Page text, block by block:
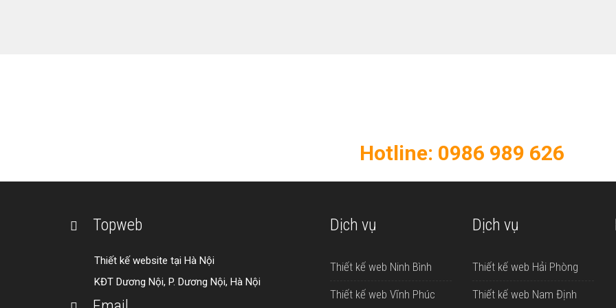
Hotline: 0986 989 626
Topweb
Thiết kế website tại Hà Nội
KĐT Dương Nội, P. Dương Nội, Hà Nội
Dịch vụ
Thiết kế web Ninh Bình
Thiết kế web Vĩnh Phúc
Dịch vụ
Thiết kế web Hải Phòng
Thiết kế web Nam Định